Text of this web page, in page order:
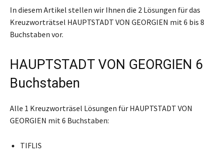
In diesem Artikel stellen wir Ihnen die 2 Lösungen für das
Kreuzworträtsel HAUPTSTADT VON GEORGIEN mit 6 bis 8
Buchstaben vor.
HAUPTSTADT VON GEORGIEN 6
Buchstaben
Alle 1 Kreuzworträsel Lösungen für HAUPTSTADT VON
GEORGIEN mit 6 Buchstaben:
TIFLIS